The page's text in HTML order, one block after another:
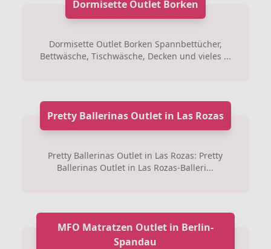
Dormisette Outlet Borken
Dormisette Outlet Borken Spannbettücher,
Bettwäsche, Tischwäsche, Decken und vieles ...
Pretty Ballerinas Outlet in Las Rozas
Pretty Ballerinas Outlet in Las Rozas: Pretty
Ballerinas Outlet in Las Rozas-Balleri...
MFO Matratzen Outlet in Berlin-
Spandau